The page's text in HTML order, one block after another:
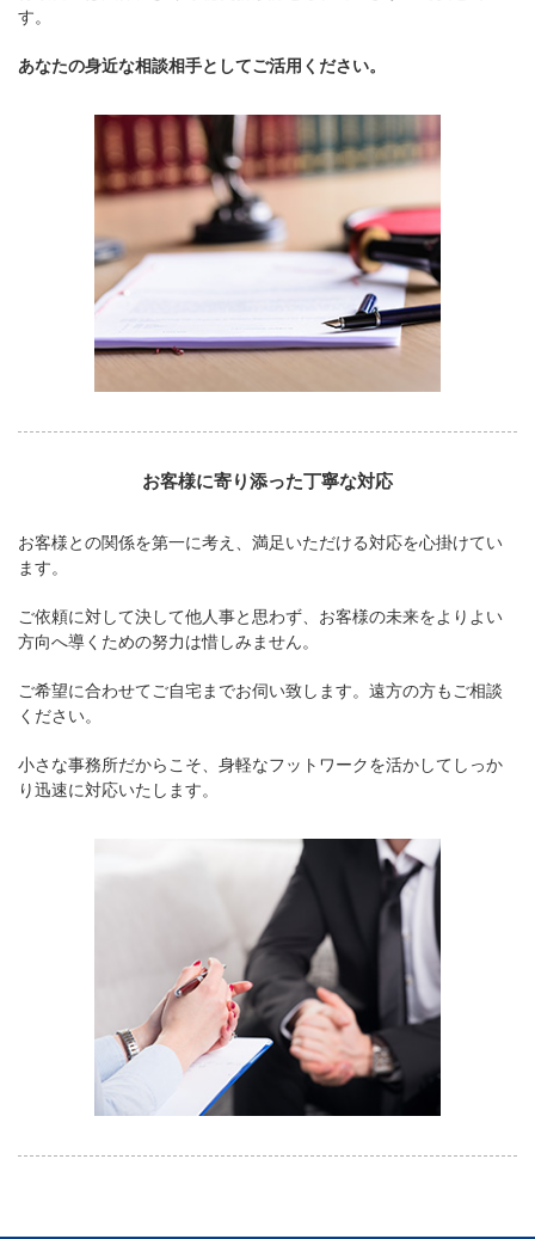
す。
あなたの身近な相談相手としてご活用ください。
お客様に寄り添った丁寧な対応
お客様との関係を第一に考え、満足いただける対応を心掛けてい
ます。
ご依頼に対して決して他人事と思わず、お客様の未来をよりよい
方向へ導くための努力は惜しみません。
ご希望に合わせてご自宅までお伺い致します。遠方の方もご相談
ください。
小さな事務所だからこそ、身軽なフットワークを活かしてしっか
り迅速に対応いたします。